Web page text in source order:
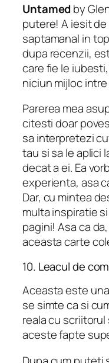
Untamedby
putere! A iesit
saptamanal in
dupa recenzii,
care fie le
niciun mijloc
Parerea mea
citesti doar
sa interpretezi
tau si sa le aplici
decat a ei. Ea
experienta, asa
Dar, cu mintea
multa inspiratie
pagini! Asa ca
aceasta carte
10. Leacul de
Aceasta este
se simte ca si
reala cu
aceste fapte